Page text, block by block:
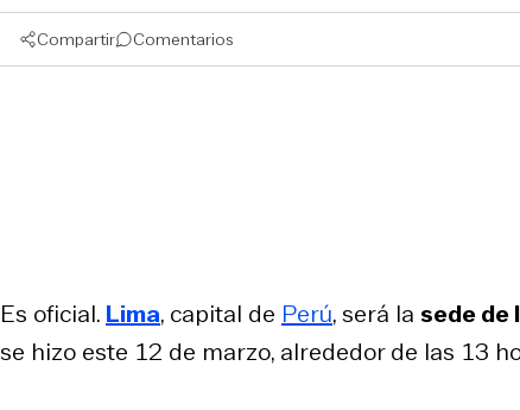
Compartir Comentarios
Es oficial. Lima, capital de Perú, será la sede de
se hizo este 12 de marzo, alrededor de las 13